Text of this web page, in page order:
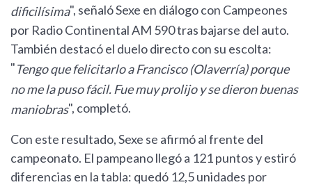
dificilísima", señaló Sexe en diálogo con Campeones
por Radio Continental AM 590 tras bajarse del auto.
También destacó el duelo directo con su escolta:
"Tengo que felicitarlo a Francisco (Olaverría) porque
no me la puso fácil. Fue muy prolijo y se dieron buenas
maniobras", completó.
Con este resultado, Sexe se afirmó al frente del
campeonato. El pampeano llegó a 121 puntos y estiró
diferencias en la tabla: quedó 12,5 unidades por